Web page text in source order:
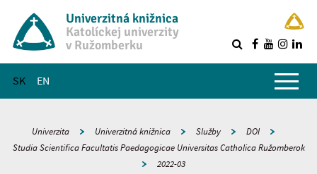
Univerzitná knižnica
Katolíckej univerzity
v Ružomberku
SK EN
Hlavné menu
Univerzita Univerzitná knižnica Služby
DOI
Studia Scientifica Facultatis Paedagogicae Universitas Catholica Ružomberok
2022-03